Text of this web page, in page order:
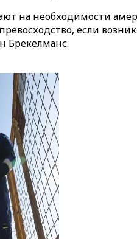
на необходимости
если
Брекелманс.